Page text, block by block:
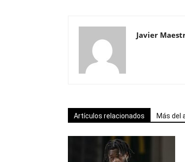
Javier
Artículos relacionados Más del